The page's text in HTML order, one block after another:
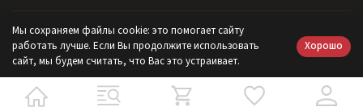
Информация
Политика персональных данных
Мы сохраняем файлы cookie: это помогает сайту
работать лучше. Если Вы продолжите использовать
сайт, мы будем считать, что Вас это устраивает.
Хорошо